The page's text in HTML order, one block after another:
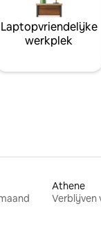
Laptopvriendelijke
werkplek
Athene
Verblijven